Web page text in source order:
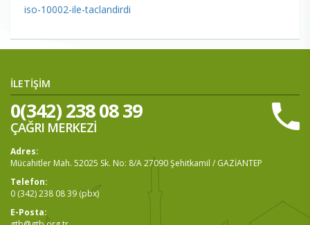
iso-10002-ile-taclandirdi
İLETİŞİM
0(342) 238 08 39
ÇAĞRI MERKEZİ
Adres:
Mücahitler Mah. 52025 Sk. No: 8/A 27090 Şehitkamil / GAZİANTEP
Telefon:
0 (342) 238 08 39 (pbx)
E-Posta: